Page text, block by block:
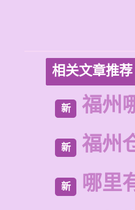
相关文章推荐
新 福州
新 福州
新 哪里